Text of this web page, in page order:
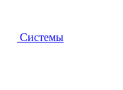
Системы